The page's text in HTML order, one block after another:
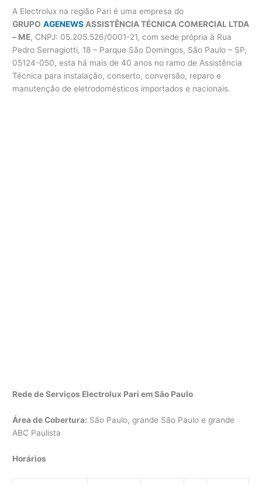
A Electrolux na região Pari é uma empresa do
GRUPO AGENEWS ASSISTÊNCIA TÉCNICA COMERCIAL LTDA
– ME, CNPJ: 05.205.526/0001-21, com sede própria à Rua
Pedro Sernagiotti, 18 – Parque São Domingos, São Paulo – SP,
05124-050, esta há mais de 40 anos no ramo de Assistência
Técnica para instalação, conserto, conversão, reparo e
manutenção de eletrodomésticos importados e nacionais.
Rede de Serviços Electrolux Pari em São Paulo
Área de Cobertura: São Paulo, grande São Paulo e grande
ABC Paulista
Horários